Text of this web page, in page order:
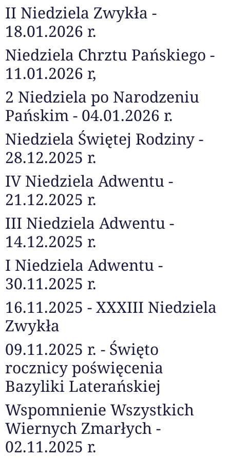
II Niedziela Zwykła -
18.01.2026 r.
Niedziela Chrztu Pańskiego -
11.01.2026 r,
2 Niedziela po Narodzeniu
Pańskim - 04.01.2026 r.
Niedziela Świętej Rodziny -
28.12.2025 r.
IV Niedziela Adwentu -
21.12.2025 r.
III Niedziela Adwentu -
14.12.2025 r.
I Niedziela Adwentu -
30.11.2025 r.
16.11.2025 - XXXIII Niedziela
Zwykła
09.11.2025 r. - Święto
rocznicy poświęcenia
Bazyliki Laterańskiej
Wspomnienie Wszystkich
Wiernych Zmarłych -
02.11.2025 r.